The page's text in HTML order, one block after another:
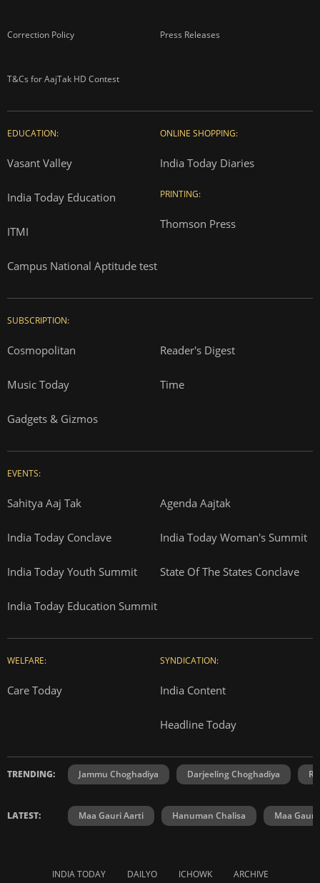
Correction Policy Press Releases
T&Cs for AajTak HD Contest
EDUCATION:
Vasant Valley
India Today Education
ITMI
Campus National Aptitude test
ONLINE SHOPPING:
India Today Diaries
PRINTING:
Thomson Press
SUBSCRIPTION:
Cosmopolitan Reader's Digest
Music Today Time
Gadgets & Gizmos
EVENTS:
Sahitya Aaj Tak Agenda Aajtak
India Today Conclave India Today Woman's Summit
India Today Youth Summit State Of The States Conclave
India Today Education Summit
WELFARE:
Care Today
SYNDICATION:
India Content
Headline Today
TRENDING: Jammu Choghadiya Darjeeling Choghadiya
LATEST: Maa Gauri Aarti Hanuman Chalisa Maa Gauri
INDIA TODAY DAILYO ICHOWK ARCHIVE